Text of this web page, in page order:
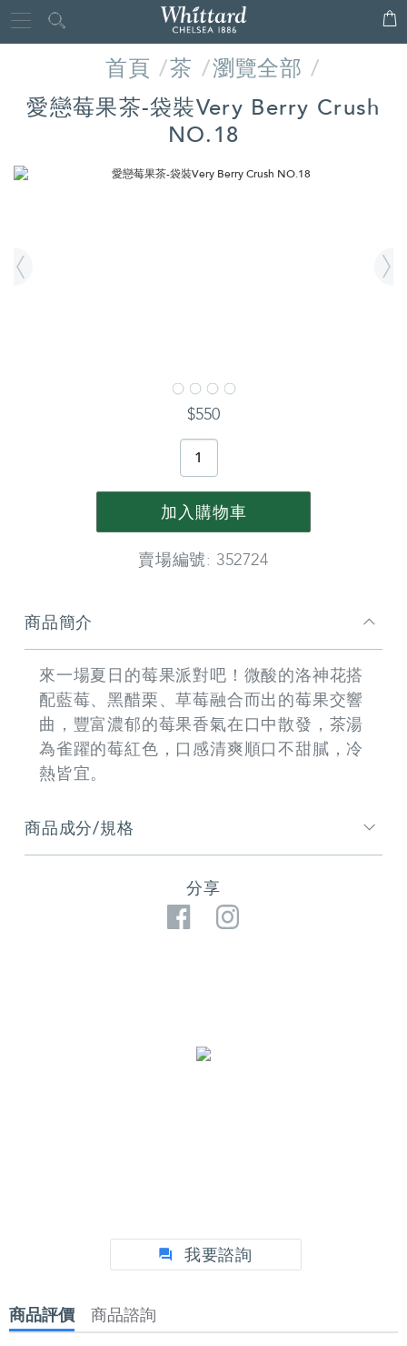
Close
Whittard
of
Chelsea
首頁 茶
瀏覽全部
愛戀莓果茶-袋裝Very Berry Crush
NO.18
IMAGES
$550
加入購物車
賣場編號: 352724
品商品簡介
來一場夏日的莓果派對吧！微酸的洛神花搭
配藍莓、黑醋栗、草莓融合而出的莓果交響
曲，豐富濃郁的莓果香氣在口中散發，茶湯
為雀躍的莓紅色，口感清爽順口不甜膩，冷
熱皆宜。
商品成分/規格
分享
Facebook
我要諮詢
商品評價 商品諮詢